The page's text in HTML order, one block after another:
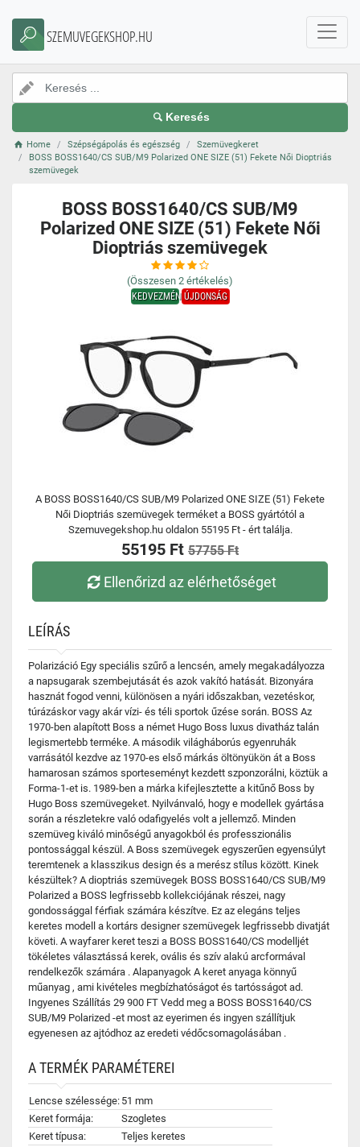
SZEMUVEGEKSHOP.HU
Keresés
Home Szépségápolás és egészség
Szemüvegkeret
BOSS BOSS1640/CS SUB/M9 Polarized ONE SIZE (51) Fekete Női Dioptriás
szemüvegek
BOSS BOSS1640/CS SUB/M9
Polarized ONE SIZE (51) Fekete Női
Dioptriás szemüvegek
(Összesen 2 értékelés)
KEDVEZMÉNYÚJDONSÁG
A BOSS BOSS1640/CS SUB/M9 Polarized ONE SIZE (51) Fekete
Női Dioptriás szemüvegek terméket a BOSS gyártótól a
Szemuvegekshop.hu oldalon 55195 Ft - ért találja.
55195 Ft 57755 Ft
Ellenőrizd az elérhetőséget
LEÍRÁS
Polarizáció Egy speciális szűrő a lencsén, amely megakadályozza
a napsugarak szembejutását és azok vakító hatását. Bizonyára
hasznát fogod venni, különösen a nyári időszakban, vezetéskor,
túrázáskor vagy akár vízi- és téli sportok űzése során. BOSS Az
1970-ben alapított Boss a német Hugo Boss luxus divatház talán
legismertebb terméke. A második világháborús egyenruhák
varrásától kezdve az 1970-es első márkás öltönyükön át a Boss
hamarosan számos sporteseményt kezdett szponzorálni, köztük a
Forma-1-et is. 1989-ben a márka kifejlesztette a kitűnő Boss by
Hugo Boss szemüvegeket. Nyilvánvaló, hogy e modellek gyártása
során a részletekre való odafigyelés volt a jellemző. Minden
szemüveg kiváló minőségű anyagokból és professzionális
pontossággal készül. A Boss szemüvegek egyszerűen egyensúlyt
teremtenek a klasszikus design és a merész stílus között. Kinek
készültek? A dioptriás szemüvegek BOSS BOSS1640/CS SUB/M9
Polarized a BOSS legfrissebb kollekciójának részei, nagy
gondossággal férfiak számára készítve. Ez az elegáns teljes
keretes modell a kortárs designer szemüvegek legfrissebb divatját
követi. A wayfarer keret teszi a BOSS BOSS1640/CS modelljét
tökéletes választássá kerek, ovális és szív alakú arcformával
rendelkezők számára . Alapanyagok A keret anyaga könnyű
műanyag , ami kivételes megbízhatóságot és tartósságot ad.
Ingyenes Szállítás 29 900 FT Vedd meg a BOSS BOSS1640/CS
SUB/M9 Polarized -et most az eyerimen és ingyen szállítjuk
egyenesen az ajtódhoz az eredeti védőcsomagolásában .
A TERMÉK PARAMÉTEREI
Lencse szélessége: 51 mm
Keret formája:
Szogletes
Keret típusa:
Teljes keretes